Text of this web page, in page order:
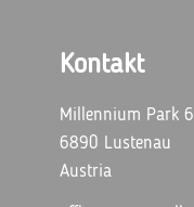
Kontakt
Millennium Park 6
6890 Lustenau
Austria